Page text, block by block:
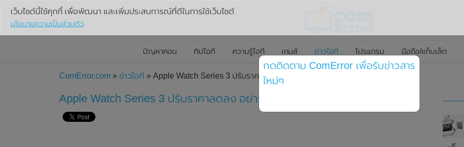
ปัญหาคอม ทิปไอที ความรู้ไอที เกมส์ ข่าวไอที โปรแกรม มือถือ/แท็บเล็ต
ComError.com » ข่าวไอที » Apple Watch Series 3 ปรับราคาลดลง อย่างเป็นทางการ
Apple Watch Series 3 ปรับราคาลดลง อย่างเป็นทางการ
เว็บไซต์นี้ใช้คุกกี้ เพื่อพัฒนา และเพิ่มประสบการณ์ที่ดีในการใช้เว็บไซต์
นโยบายความเป็นส่วนตัว
กดติดตาม ComError เพื่อรับข่าวสาร
ใหม่ๆ